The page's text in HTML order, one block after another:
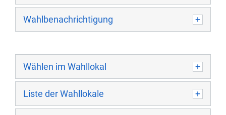
Wahlbenachrichtigung
Wählen im Wahllokal
Liste der Wahllokale